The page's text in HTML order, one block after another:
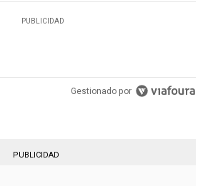
PUBLICIDAD
Gestionado por
PUBLICIDAD